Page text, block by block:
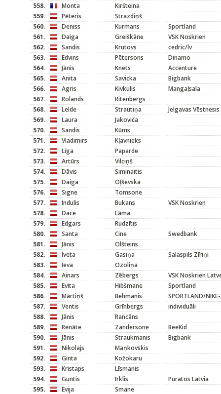
558.
Monta
Kiršteina
559.
Pēteris
Strazdiņš
560.
Deniss Kurmans
Sportland
561.
Daiga Greiškāne
VSK Noskrien
562.
Sandis Krutovs
cedric/lv
563.
Edvins Pētersons
Dinamo
564.
Jānis Knets
Accenture
565.
Anita Savicka
Bigbank
566.
Agris Kivkulis
Mangaļsala
567.
Rolands
Ritenbergs
568.
Lelde Strautiņa
Jelgavas Vēstnesis
569.
Laura
Jakoviča
570.
Sandis
Kūms
571.
Vladimirs
Kļavnieks
572.
Līga
Paparde
573.
Artūrs
Vilciņš
574.
Dāvis
Siminaitis
575.
Daiga
Oļševska
576.
Signe
Tomsone
577.
Indulis Bukans
VSK Noskrien
578.
Dace
Lāma
579.
Edgars
Rudzītis
580.
Santa Cine
Swedbank
581.
Jānis
Olšteins
582.
Iveta Gasiņa
Salaspils Zīriņi
583.
Ieva
Ozoliņa
584.
Ainars Zēbergs
VSK Noskrien
585.
Evita Hibšmane
Sportland
586.
Mārtiņš Behmanis
SPORTLAND/
587.
Ventis Grīnbergs
individuāli
588.
Jānis
Rancāns
589.
Renāte Zandersone
BeeKid
590.
Jānis Straukmanis
Bigbank
591.
Nikolajs
Maņkovskis
592.
Ginta
Kožokaru
593.
Kristaps
Līsmanis
594.
Guntis Irklis
Puratos Latvia
595.
Evija
Smane